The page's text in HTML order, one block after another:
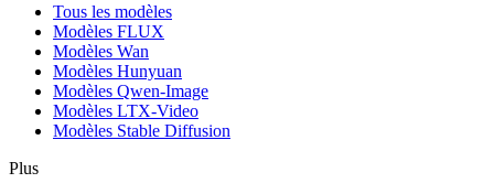
Tous les modèles
Modèles FLUX
Modèles Wan
Modèles Hunyuan
Modèles Qwen-Image
Modèles LTX-Video
Modèles Stable Diffusion
Plus